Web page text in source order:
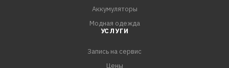
Аккумуляторы
Модная одежда
УСЛУГИ
Запись на сервис
Цены